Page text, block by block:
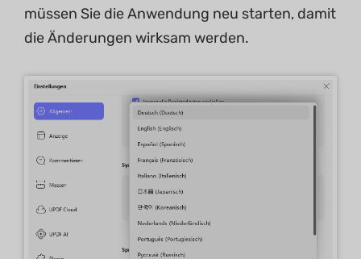
müssen Sie die Anwendung neu starten, damit
die Änderungen wirksam werden.